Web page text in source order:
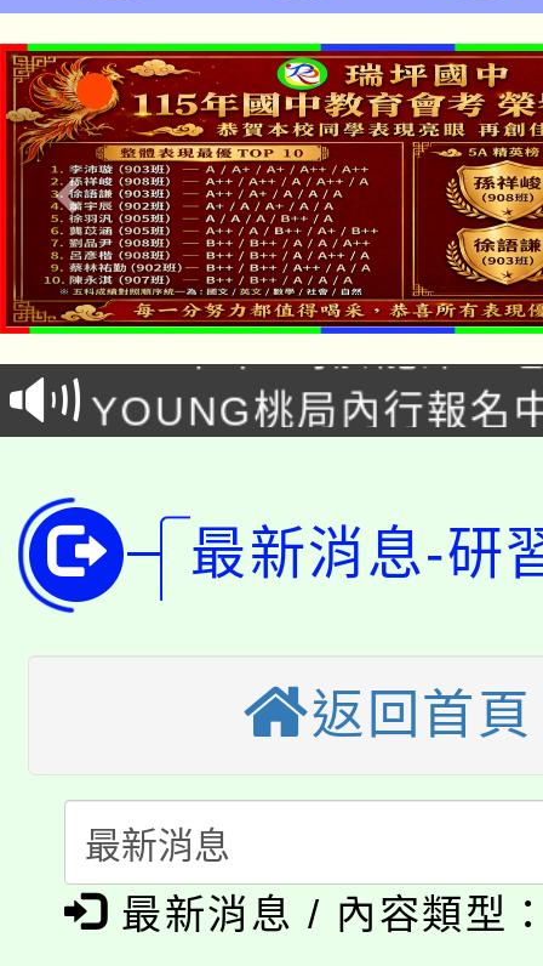
「本色祭」8/29、30在
場熱烈登場!
8/21下午1時於龍潭區
徵才活動。
YOUNG桃局內行報名
開!
115年桃園市運動會8/
田徑場及游泳池舉行。
桃園市低收入戶享有免
視費優惠，中低收入戶
半價優惠，詳情可洽有
者。
份教師增能研習
大溪自造教育及科技
份教師研習
會
115年食農教育專業人
程
「本色祭」8/29、30在
8/21下午1時於龍潭區
最新消息-研
返回首頁
最新消息 / 內容類型